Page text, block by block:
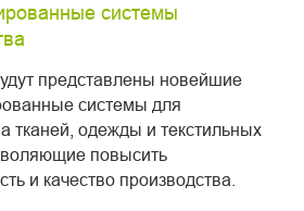
системы
представлены новейшие
системы для
тканей, одежды и текстильных
повысить
и качество производства.